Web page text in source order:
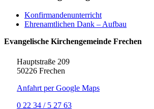
Konfirmandenunterricht
Ehrenamtlichen Dank – Aufbau
Evangelische Kirchengemeinde Frechen
Hauptstraße 209
50226 Frechen
Anfahrt per Google Maps
0 22 34 / 5 27 63